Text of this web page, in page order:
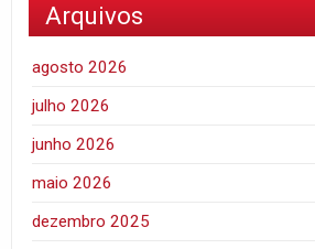
Arquivos
agosto 2026
julho 2026
junho 2026
maio 2026
dezembro 2025